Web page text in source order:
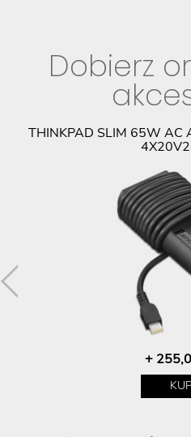
Dobierz
THINKPAD SLIM 65W AC
+